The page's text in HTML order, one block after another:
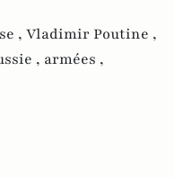
, Vladimir Poutine ,
, armées ,